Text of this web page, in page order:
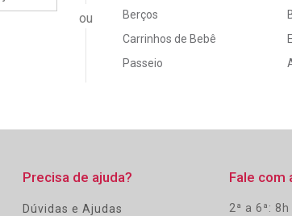
Berços
Carrinhos de Bebê
Passeio
Precisa de ajuda?
Dúvidas e Ajudas
Fale com
2ª a 6ª: